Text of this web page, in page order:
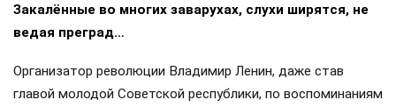
Закалённые во многих заварухах, слухи ширятся, не
ведая преград…
Организатор революции Владимир Ленин, даже став
главой молодой Советской республики, по воспоминаниям